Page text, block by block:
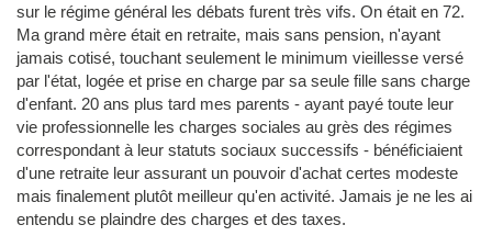
sur le régime général les débats furent très vifs. On était en 72.
Ma grand mère était en retraite, mais sans pension, n'ayant
jamais cotisé, touchant seulement le minimum vieillesse versé
par l'état, logée et prise en charge par sa seule fille sans charge
d'enfant. 20 ans plus tard mes parents - ayant payé toute leur
vie professionnelle les charges sociales au grès des régimes
correspondant à leur statuts sociaux successifs - bénéficiaient
d'une retraite leur assurant un pouvoir d'achat certes modeste
mais finalement plutôt meilleur qu'en activité. Jamais je ne les ai
entendu se plaindre des charges et des taxes.